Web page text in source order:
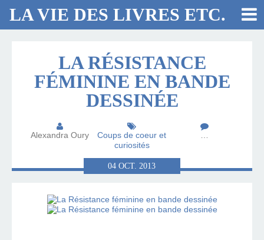
LA VIE DES LIVRES ETC.
LA RÉSISTANCE
FÉMININE EN BANDE
DESSINÉE
Alexandra Oury
Coups de coeur et
curiosités
…
04OCT.2013